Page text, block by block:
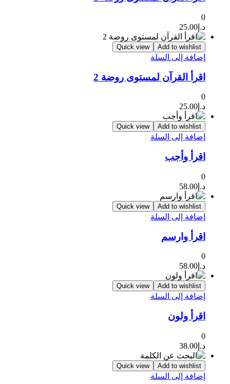
0
د.إ 25.00
Add to wishlist
Quick view
إضافة إلى السلة
اقرأ القرآن لمستوى روضة 2
0
د.إ 25.00
Add to wishlist
Quick view
إضافة إلى السلة
اقرأ وأجب
0
د.إ 58.00
Add to wishlist
Quick view
إضافة إلى السلة
اقرأ وارسم
0
د.إ 58.00
Add to wishlist
Quick view
إضافة إلى السلة
اقرأ ولون
0
د.إ 38.00
Add to wishlist
Quick view
إضافة إلى السلة